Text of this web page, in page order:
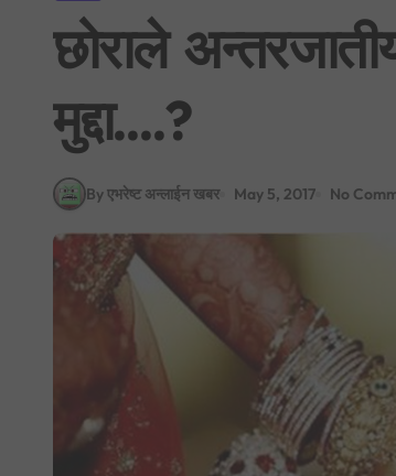
छोराले
मुद्दा….?
By एभरेष्ट अन्लाईन खबर May 5, 2017 No